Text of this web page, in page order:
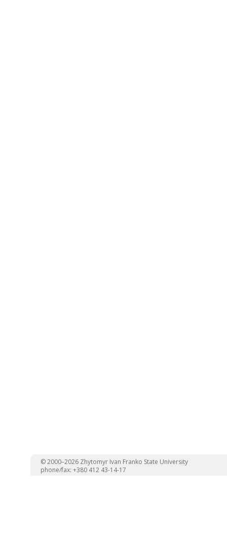
© 2000–2026 Zhytomyr Ivan Franko State University
phone/fax: +380 412 43-14-17